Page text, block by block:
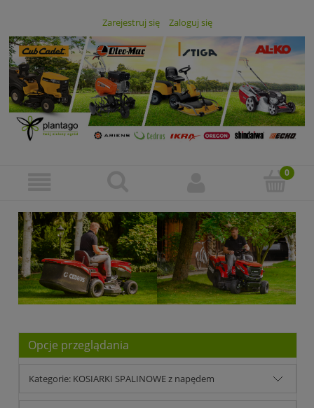
Zarejestruj się Zaloguj się
Opcje przeglądania
Kategorie: KOSIARKI SPALINOWE z napędem